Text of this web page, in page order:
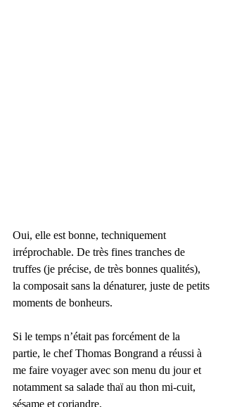
Oui, elle est bonne, techniquement
irréprochable. De très fines tranches de
truffes (je précise, de très bonnes qualités),
la composait sans la dénaturer, juste de petits
moments de bonheurs.
Si le temps n’était pas forcément de la
partie, le chef Thomas Bongrand a réussi à
me faire voyager avec son menu du jour et
notamment sa salade thaï au thon mi-cuit,
sésame et coriandre.